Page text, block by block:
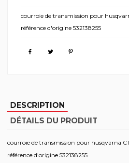
courroie de transmission pour
référence d'origine 532138255
DESCRIPTION
DÉTAILS DU PRODUIT
courroie de transmission pour husqvarna
référence d'origine 532138255